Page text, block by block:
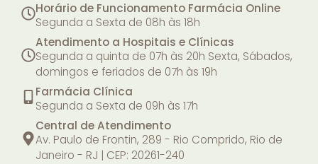
Horário de Funcionamento Farmácia Online
Segunda a Sexta de 08h às 18h
Atendimento a Hospitais e Clínicas
Segunda a quinta de 07h às 20h Sexta, Sábados,
domingos e feriados de 07h às 19h
Farmácia Clínica
Segunda a Sexta de 09h às 17h
Central de Atendimento
Av. Paulo de Frontin, 289 - Rio Comprido, Rio de
Janeiro - RJ | CEP: 20261-240